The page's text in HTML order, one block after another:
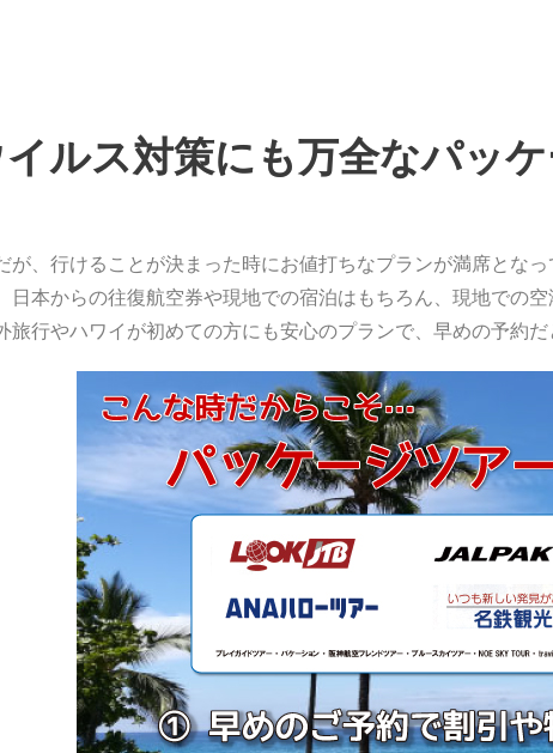
ルス対策にも万全なパッ
が、行けることが決まった時にお値打ちなプランが満席とな
日本からの往復航空券や現地での宿泊はもちろん、現地での
旅行やハワイが初めての方にも安心のプランで、早めの予約